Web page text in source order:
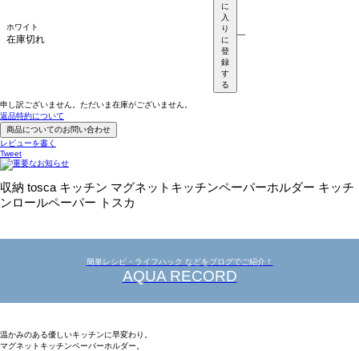
ホワイト
在庫切れ
に
入
り
に
登
録
す
る
—
申し訳ございません。ただいま在庫がございません。
返品特約について
商品についてのお問い合わせ
レビューを書く
Tweet
収納 tosca キッチン マグネットキッチンペーパーホルダー キッチ
ンロールペーパー トスカ
簡単レシピ・ライフハック などをブログでご紹介！
AQUA RECORD
温かみのある優しいキッチンに早変わり。
マグネットキッチンペーパーホルダー。